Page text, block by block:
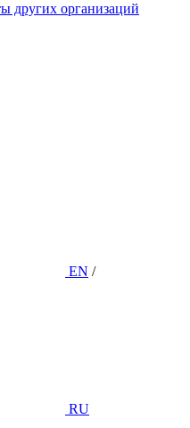
других организаций
EN /
RU